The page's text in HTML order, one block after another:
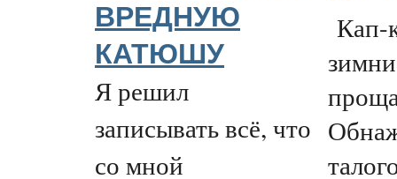
ВРЕДНУЮ
КАТЮШУ
Я решил
записывать всё, что
со мной
Кап-